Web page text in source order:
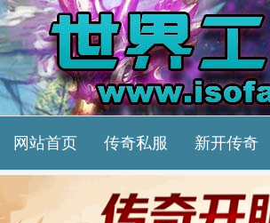
网站首页 传奇私服 新开传奇